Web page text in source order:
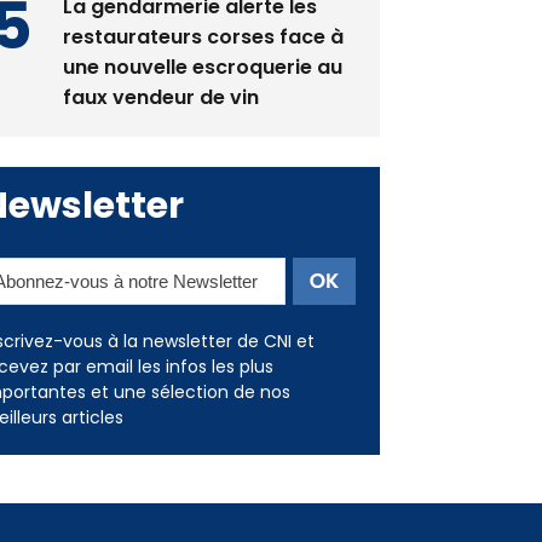
La gendarmerie alerte les
restaurateurs corses face à
une nouvelle escroquerie au
faux vendeur de vin
vous à la newsletter de CNI et
par email les infos les plus
et une sélection de nos
articles